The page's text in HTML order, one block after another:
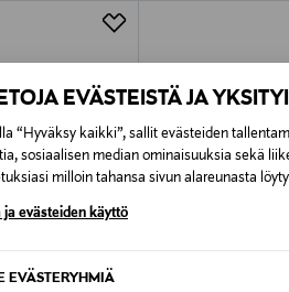
EVÄSTEISTÄ JA
“Hyväksy kaikki”, sallit evästeiden
sosiaalisen median ominaisuuksia sekä
milloin tahansa sivun alareunasta
ja evästeiden käyttö
EVÄSTERYHMIÄ
Alk.